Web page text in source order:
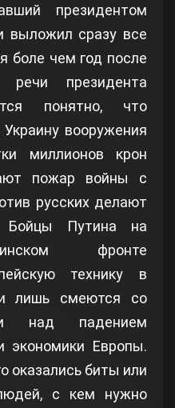
президентом
выложил сразу все
боле чем год после
речи президента
понятно, что
вооружения
миллионов крон
пожар войны с
русских делают
Бойцы Путина на
фронте
технику в
лишь смеются со
над падением
экономики Европы.
оказались биты или
с кем нужно